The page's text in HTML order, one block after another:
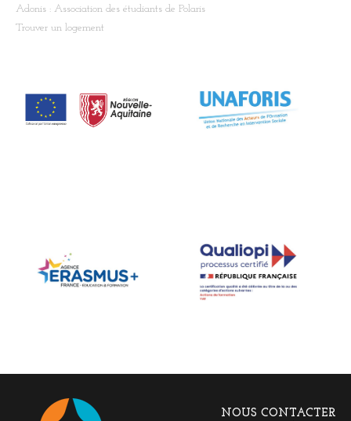
Adonis : Association des étudiants de Polaris
Trouver un logement
NOUS CONTACTER